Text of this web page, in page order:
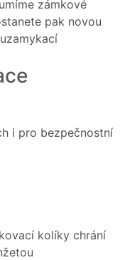
zámkové
pak novou
i pro bezpečnostní
kolíky chrání